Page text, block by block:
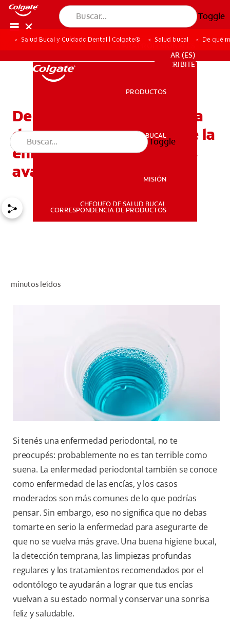
Toggle
SALUD BUCAL
PARA PROFESIONALES
AR (ES)
SUSCRIBITE
PRODUCTOS
SALUD BUCAL
MISIÓN
CHEQUEO DE SALUD BUCAL
CORRESPONDENCIA DE PRODUCTOS
Toggle
Salud Bucal y Cuidado Dental | Colgate® Salud bucal De qué
De qué manera la limpieza
dental profunda previene la
enfermedad de las encías
avanzada
minutos leídos
Si tenés una enfermedad periodontal, no te
preocupés: probablemente no es tan terrible como
suena. La enfermedad periodontal también se conoce
como enfermedad de las encías, y los casos
moderados son más comunes de lo que podrías
pensar. Sin embargo, eso no significa que no debas
tomarte en serio la enfermedad para asegurarte de
que no se vuelva más grave. Una buena higiene bucal,
la detección temprana, las limpiezas profundas
regulares y los tratamientos recomendados por el
odontólogo te ayudarán a lograr que tus encías
vuelvan a su estado normal y conservar una sonrisa
feliz y saludable.